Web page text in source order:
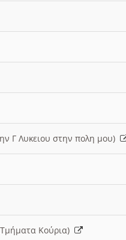
Γ Λυκειου στην πολη μου)
Κούρια)